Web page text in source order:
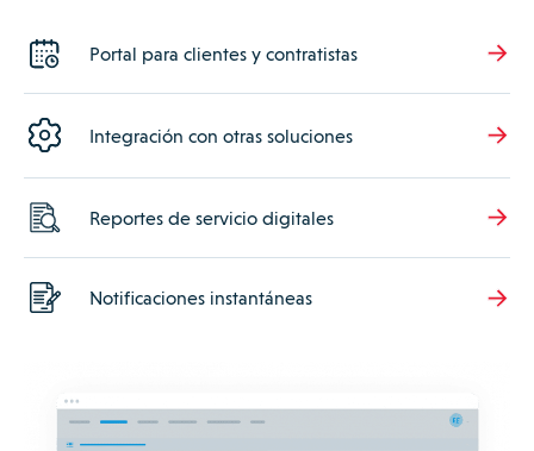
Portal para clientes y contratistas
Integración con otras soluciones
Reportes de servicio digitales
Notificaciones instantáneas